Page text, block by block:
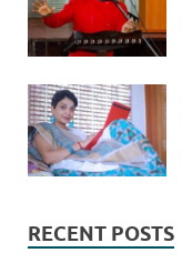
RECENT POSTS